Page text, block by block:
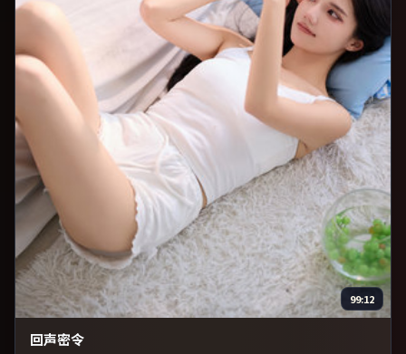
99:12
回声密令